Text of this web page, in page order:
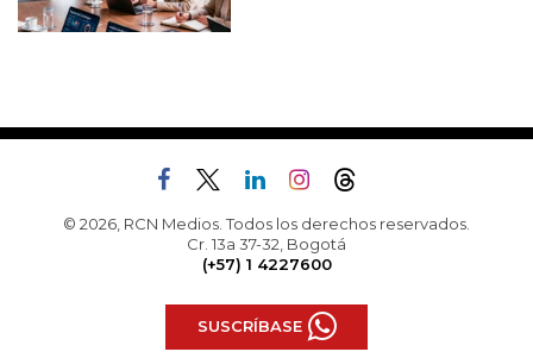
© 2026, RCN Medios. Todos los derechos reservados.
Cr. 13a 37-32, Bogotá
(+57) 1 4227600
SUSCRÍBASE